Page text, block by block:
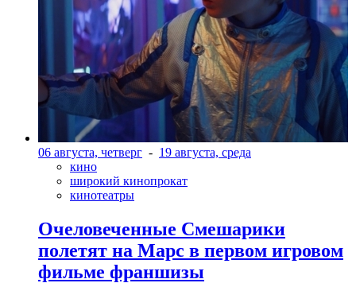
06 августа, четверг - 19 августа, среда
кино
широкий кинопрокат
кинотеатры
Очеловеченные Смешарики
полетят на Марс в первом игровом
фильме франшизы